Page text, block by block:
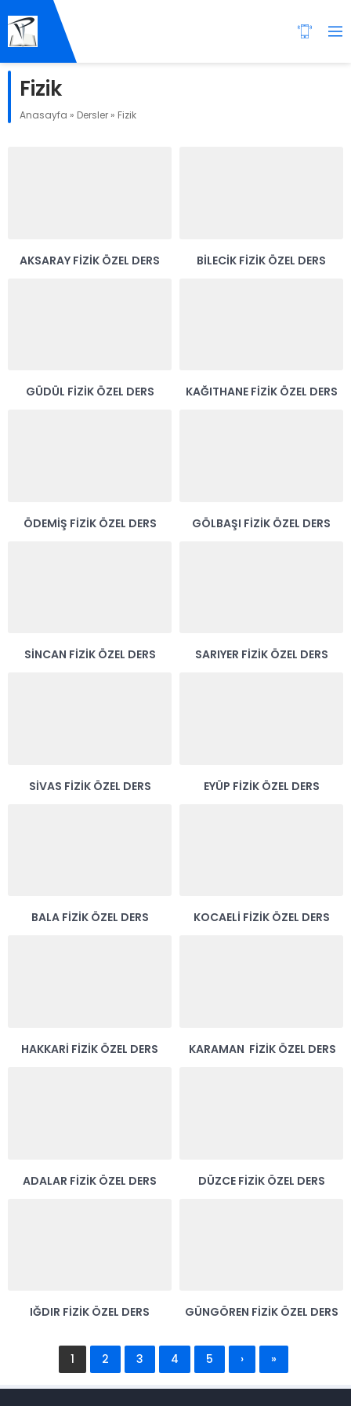
Fizik
Anasayfa » Dersler » Fizik
AKSARAY FIZIK ÖZEL DERS BILECIK FIZIK ÖZEL DERS
GÜDÜL FIZIK ÖZEL DERS KAĞITHANE FIZIK ÖZEL DERS
ÖDEMIŞ FIZIK ÖZEL DERS GÖLBAŞI FIZIK ÖZEL DERS
SINCAN FIZIK ÖZEL DERS SARIYER FIZIK ÖZEL DERS
SIVAS FIZIK ÖZEL DERS EYÜP FIZIK ÖZEL DERS
BALA FIZIK ÖZEL DERS KOCAELI FIZIK ÖZEL DERS
HAKKARI FIZIK ÖZEL DERS KARAMAN FIZIK ÖZEL DERS
ADALAR FIZIK ÖZEL DERS DÜZCE FIZIK ÖZEL DERS
IĞDIR FIZIK ÖZEL DERS GÜNGÖREN FIZIK ÖZEL DERS
1 2 3 4 5 › »